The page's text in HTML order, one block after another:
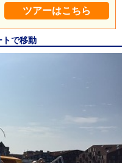
ツアーはこちら
トで移動